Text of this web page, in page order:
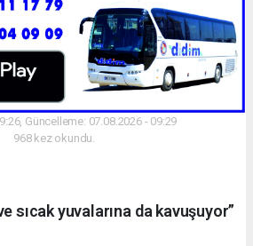
Güncelleme: 07.08.2026 - 09:29
968 kez okundu.
sıcak yuvalarına da kavuşuyor”